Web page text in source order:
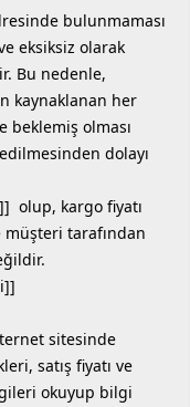
bulunmaması
eksiksiz olarak
Bu nedenle,
kaynaklanan her
olması
dolayı
olup, kargo fiyatı
tarafından
sitesinde
satış fiyatı ve
okuyup bilgi